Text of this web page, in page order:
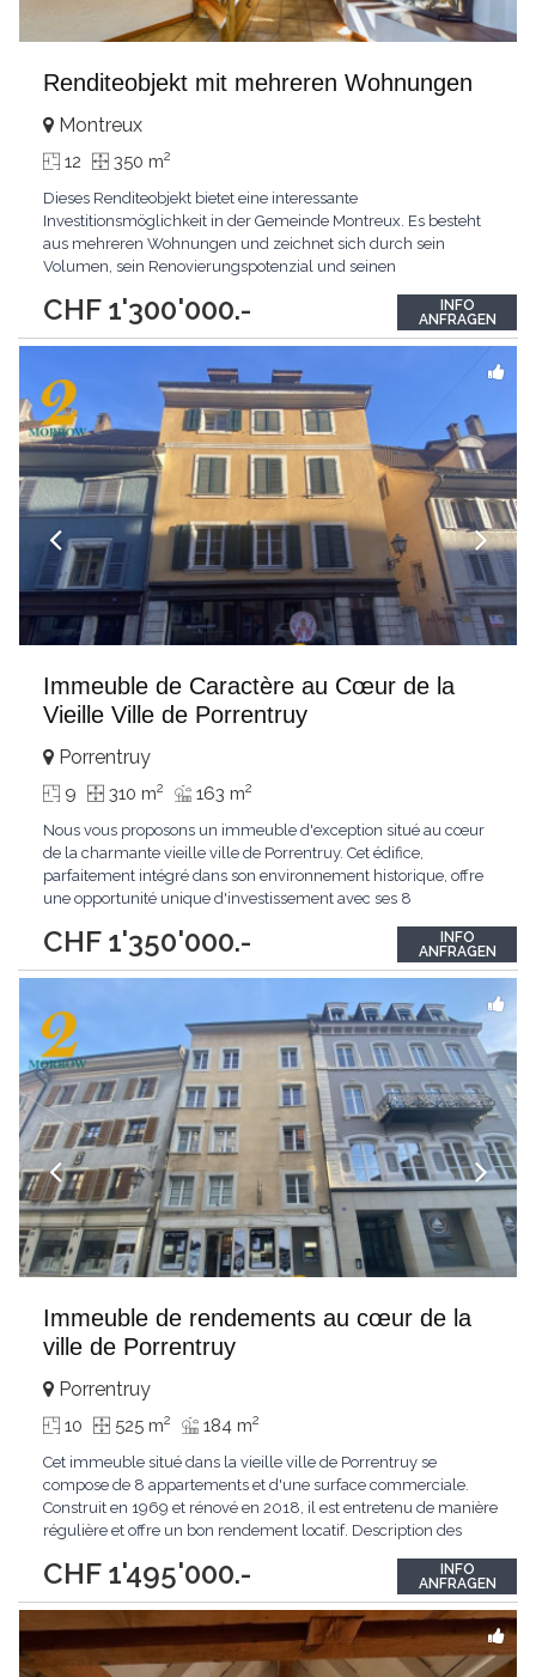
Renditeobjekt mit mehreren Wohnungen
CHF 1'300'000.-
Montreux
12 350 m2
Dieses Renditeobjekt bietet eine interessante
Investitionsmöglichkeit in der Gemeinde Montreux. Es besteht
aus mehreren Wohnungen und zeichnet sich durch sein
Volumen, sein Renovierungspotenzial und seinen
Struktur: 4 Ebenen mit Wohnungen und verschiedenen
Bereichen. Heizung: Gasbetriebenes Fußbodenheizungssystem,
INFO
ANFRAGEN
Immeuble de Caractère au Cœur de la
Vieille Ville de Porrentruy
CHF 1'350'000.-
Porrentruy
9 310 m2 163 m2
Nous vous proposons un immeuble d'exception situé au cœur
de la charmante vieille ville de Porrentruy. Cet édifice,
parfaitement intégré dans son environnement historique, offre
une opportunité unique d'investissement avec ses 8
Un Emplacement Privilégié Situé dans une zone à fort attrait,
cet immeuble bénéficie d'une localisation...
INFO
ANFRAGEN
Immeuble de rendements au cœur de la
ville de Porrentruy
CHF 1'495'000.-
Porrentruy
10 525 m2 184 m2
Cet immeuble situé dans la vieille ville de Porrentruy se
compose de 8 appartements et d'une surface commerciale.
Construit en 1969 et rénové en 2018, il est entretenu de manière
régulière et offre un bon rendement locatif. Description des
: Espace adapté pour une boutique ou un bureau, avec une
vitrine donnant sur une rue...
INFO
ANFRAGEN